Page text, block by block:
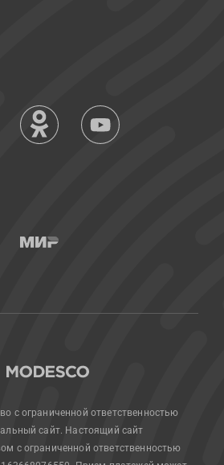
с ограниченной ответственностью
сайт. Настоящий сайт
с ограниченной ответственностью